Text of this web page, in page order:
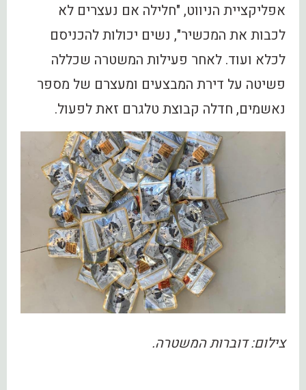
אפליקציית הניווט, "חלילה אם נעצרים לא
לכבות את המכשיר", נשים יכולות להכניסם
לכלא ועוד. לאחר פעילות המשטרה שכללה
פשיטה על דירת המבצעים ומעצרם של מספר
נאשמים, חדלה קבוצת טלגרם זאת לפעול.
צילום: דוברות המשטרה.